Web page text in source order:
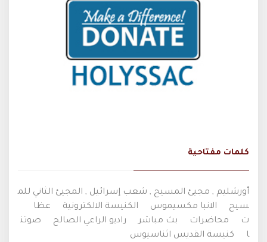
كلمات مفتاحية
أورشليم , مجيئ المسيح , شعب إسرائيل , المجيئ الثاني للم
سيح
الانبا مكسيموس الكنيسة الالكترونية
عظا
ت
محاضرات بث مباشر راديو الراعي الصالح
صوتن
ا
كنيسة القديس اثناسيوس